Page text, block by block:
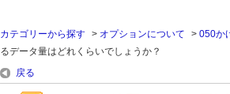
カテゴリーから探す > オプションについて > 050か
るデータ量はどれくらいでしょうか？
戻る